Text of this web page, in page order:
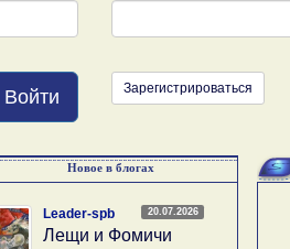
Войти Зарегистрироваться
Новое в блогах
20.07.2026
Leader-spb
Лещи и Фомичи